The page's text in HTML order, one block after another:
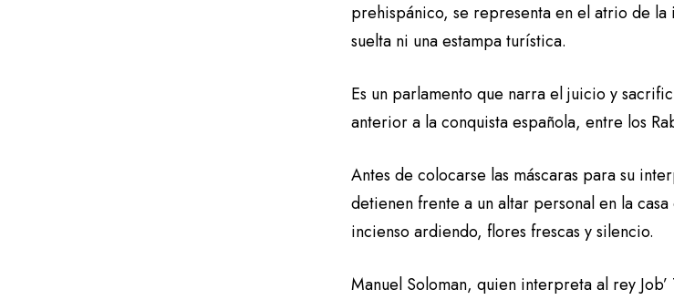
prehispánico, se representa en el atrio de
suelta ni una estampa turística.
Es un parlamento que narra el juicio y
anterior a la conquista española, entre los
Antes de colocarse las máscaras para su
detienen frente a un altar personal en la
incienso ardiendo, flores frescas y silencio.
Manuel Soloman, quien interpreta al rey